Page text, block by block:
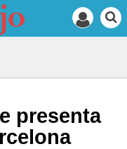
presenta